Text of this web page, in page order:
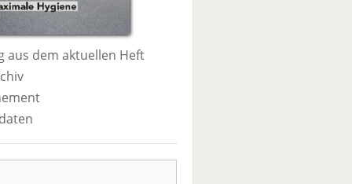
aus dem aktuellen Heft